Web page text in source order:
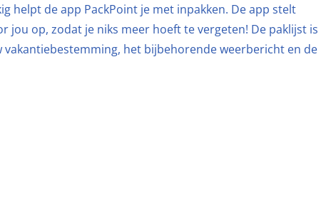
helpt de app PackPoint je met inpakken. De app stelt
jou op, zodat je niks meer hoeft te vergeten! De paklijst is
vakantiebestemming, het bijbehorende weerbericht en de